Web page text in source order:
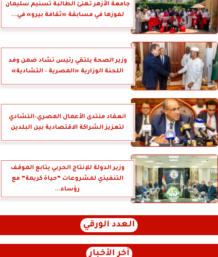
جامعة الأزهر تهنئ الطالبة تسنيم سليمان
لفوزها في مسابقة «ثقافة بيرو» في...
وزير الصحة يلتقي رئيس تشاد ضمن وفد
اللجنة الوزارية «المصرية – التشادية»
انعقاد منتدى الأعمال المصري–التشادي
لتعزيز الشراكة الاقتصادية بين البلدين
وزير الدولة للإنتاج الحربي يتابع الموقف
التنفيذي لمشروعات ”حياة كريمة” مع
رؤساء...
العدد الورقي
آخر الأخبار